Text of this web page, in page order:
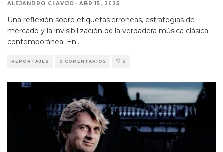
ALEJANDRO CLAVIJO · ABR 15, 2025
Una reflexión sobre etiquetas erróneas, estrategias de
mercado y la invisibilización de la verdadera música clásica
contemporánea. En...
REPORTAJES 0 COMENTARIOS 5